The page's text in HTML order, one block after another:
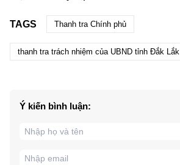
TAGS Thanh tra Chính phủ
thanh tra trách nhiệm của UBND tỉnh Đắk Lắk
Ý kiến bình luận: